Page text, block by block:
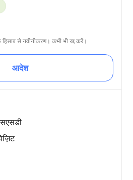
हिसाब से नवीनीकरण। कभी भी रद्द करें।
आदेश